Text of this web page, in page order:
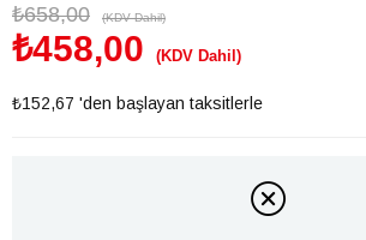
₺658,00 (KDV Dahil)
₺458,00 (KDV Dahil)
₺152,67 'den başlayan taksitlerle